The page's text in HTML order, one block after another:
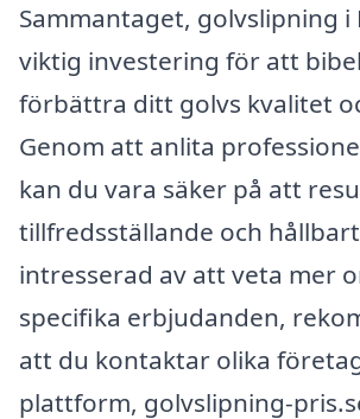
Sammantaget, golvslipning i
viktig investering för att
förbättra ditt golvs kvalitet
Genom att anlita
kan du vara säker på att
tillfredsställande och
intresserad av att veta mer
specifika erbjudanden,
att du kontaktar olika
plattform, golvslipning-